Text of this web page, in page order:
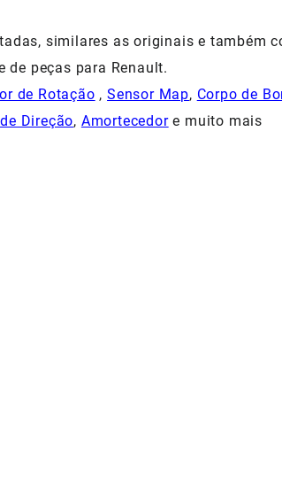
similares as originais e também
de peças para Renault.
de Rotação ,Sensor Map, Corpo de
Direção, Amortecedore muito mais